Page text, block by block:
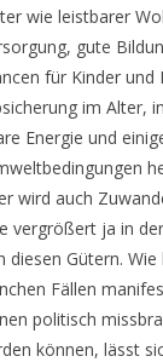
wie leistbarer
gute
für Kinder und
im Alter,
Energie und
wird auch
vergrößert ja in
diesen Gütern. Wie
Fällen
politisch
können, lässt